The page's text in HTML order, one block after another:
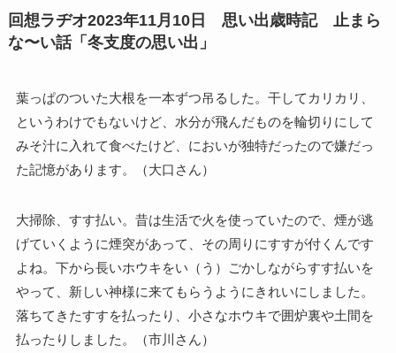
回想ラヂオ2023年11月10日 思い出歳時記 止まら
な〜い話「冬支度の思い出」
葉っぱのついた大根を一本ずつ吊るした。干してカリカリ、
というわけでもないけど、水分が飛んだものを輪切りにして
みそ汁に入れて食べたけど、においが独特だったので嫌だっ
た記憶があります。（大口さん）
大掃除、すす払い。昔は生活で火を使っていたので、煙が逃
げていくように煙突があって、その周りにすすが付くんです
よね。下から長いホウキをい（う）ごかしながらすす払いを
やって、新しい神様に来てもらうようにきれいにしました。
落ちてきたすすを払ったり、小さなホウキで囲炉裏や土間を
払ったりしました。（市川さん）